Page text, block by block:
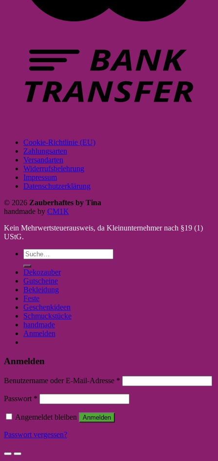
Cookie-Richtlinie (EU)
Zahlungsarten
Versandarten
Widerrufsbelehrung
Impressum
Datenschutzerklärung
© 2026 Zauberhaftes by Tina
handmade by CM1K
Kein Mehrwertsteuerausweis, da Kleinunternehmer nach §19 (1)
UStG.
Suche
nach:
Dekozauber
Gutscheine
Bekleidung
Feste
Geschenkideen
Schmuckstücke
handmade
Anmelden
Anmelden
Benutzername oder E-Mail-Adresse *
Passwort *
Angemeldet bleiben Anmelden
Passwort vergessen?